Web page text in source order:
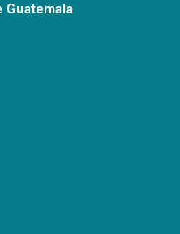
Guatemala